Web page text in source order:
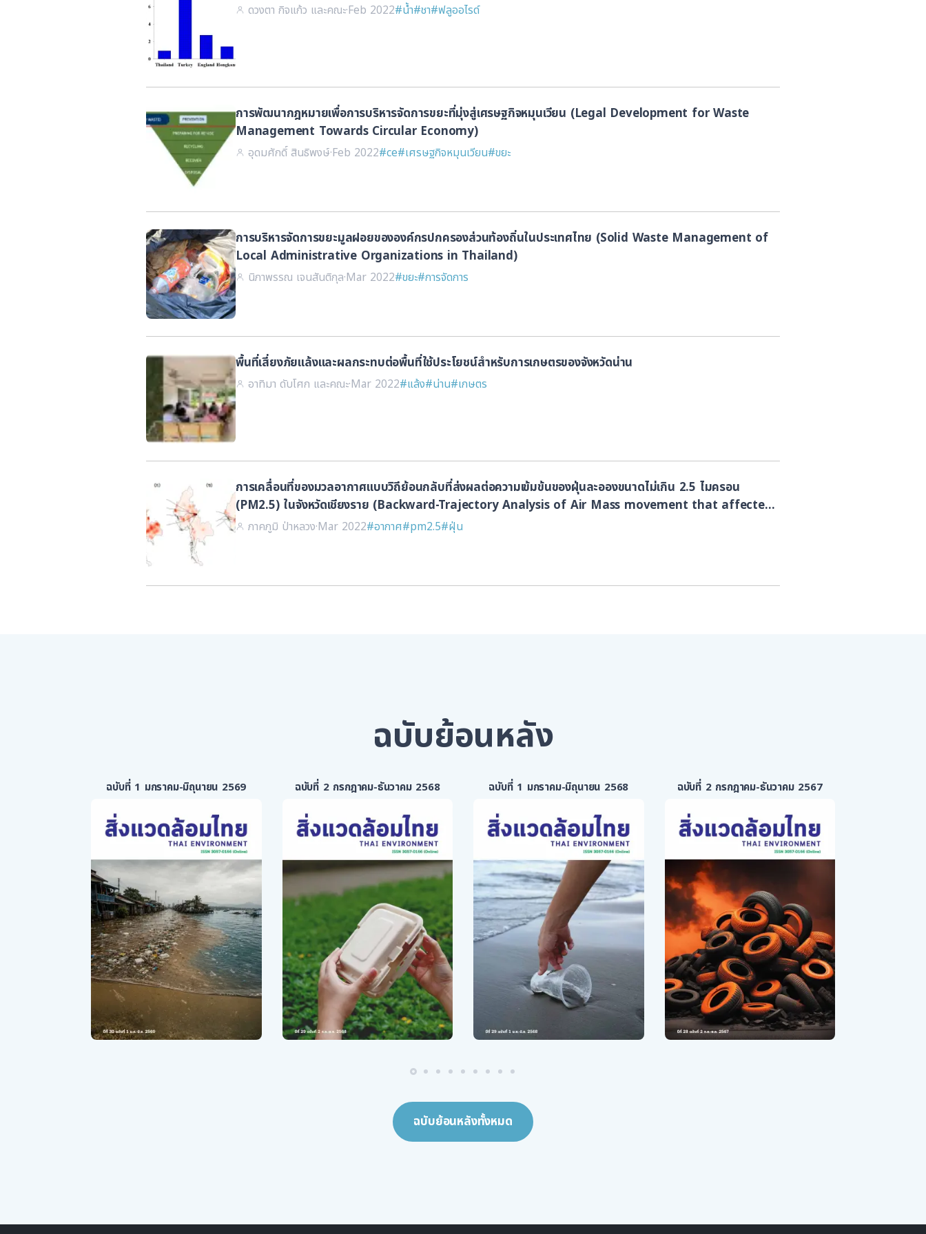
ดวงตา กิจแก้ว และคณะ·Feb 2022#น้ำ#ชา#ฟลูออไรด์
การพัฒนากฎหมายเพื่อการบริหารจัดการขยะที่มุ่งสู่เศรษฐกิจหมุนเวียน (Legal Development for Waste
Management Towards Circular Economy)
อุดมศักดิ์ สินธิพงษ์·Feb 2022#ce#เศรษฐกิจหมุนเวียน#ขยะ
การบริหารจัดการขยะมูลฝอยขององค์กรปกครองส่วนท้องถิ่นในประเทศไทย (Solid Waste Management of
Local Administrative Organizations in Thailand)
นิภาพรรณ เจนสันติกุล·Mar 2022#ขยะ#การจัดการ
พื้นที่เสี่ยงภัยแล้งและผลกระทบต่อพื้นที่ใช้ประโยชน์สำหรับการเกษตรของจังหวัดน่าน
อาทิมา ดับโศก และคณะ·Mar 2022#แล้ง#น่าน#เกษตร
การเคลื่อนที่ของมวลอากาศแบบวิถีย้อนกลับที่ส่งผลต่อความเข้มข้นของฝุ่นละอองขนาดไม่เกิน 2.5 ไมครอน
(PM2.5) ในจังหวัดเชียงราย (Backward-Trajectory Analysis of Air Mass movement that affected
on concentration of PM2.5 in Chiang Rai, Thailand)
ภาคภูมิ ป่าหลวง·Mar 2022#อากาศ#pm2.5#ฝุ่น
ฉบับย้อนหลัง
ฉบับที่ 1 มกราคม-มิถุนายน 2569 ฉบับที่ 2 กรกฎาคม-ธันวาคม 2568 ฉบับที่ 1 มกราคม-มิถุนายน 2568 ฉบับที่ 2 กรกฎาคม-ธันวาคม 2567
ฉบับย้อนหลังทั้งหมด